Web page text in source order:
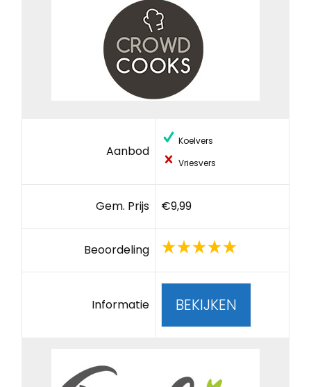
Aanbod
Koelvers
Vriesvers
Gem. Prijs €9,99
Beoordeling
Informatie BEKIJKEN